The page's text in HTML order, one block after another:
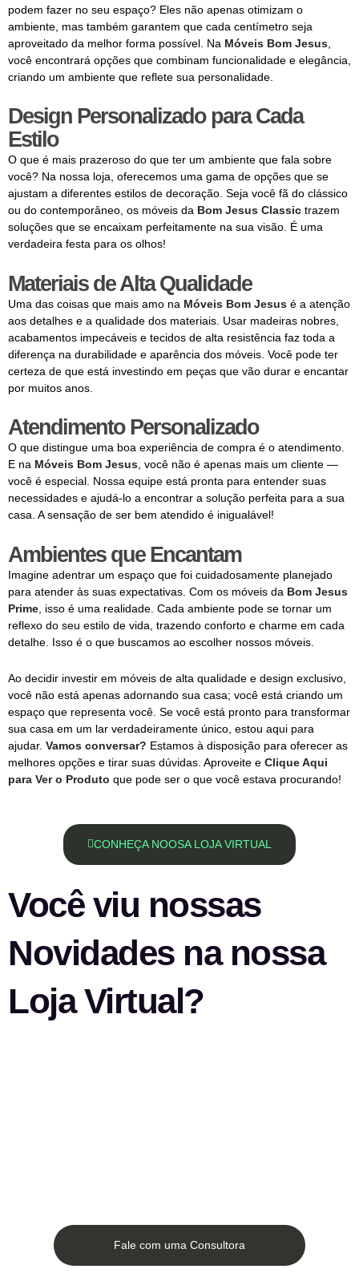
podem fazer no seu espaço? Eles não apenas otimizam o
ambiente, mas também garantem que cada centímetro seja
aproveitado da melhor forma possível. Na Móveis Bom Jesus
você encontrará opções que combinam funcionalidade e elegância,
criando um ambiente que reflete sua personalidade.
Design Personalizado para Cada
Estilo
O que é mais prazeroso do que ter um ambiente que fala sobre
você? Na nossa loja, oferecemos uma gama de opções que se
ajustam a diferentes estilos de decoração. Seja você fã do clássico
ou do contemporâneo, os móveis da Bom Jesus Classic trazem
soluções que se encaixam perfeitamente na sua visão. É uma
verdadeira festa para os olhos!
Materiais de Alta Qualidade
Uma das coisas que mais amo na Móveis Bom Jesus é a atenção
aos detalhes e a qualidade dos materiais. Usar madeiras nobres,
acabamentos impecáveis e tecidos de alta resistência faz toda a
diferença na durabilidade e aparência dos móveis. Você pode ter
certeza de que está investindo em peças que vão durar e encantar
por muitos anos.
Atendimento Personalizado
O que distingue uma boa experiência de compra é o atendimento.
E na Móveis Bom Jesus , você não é apenas mais um cliente —
você é especial. Nossa equipe está pronta para entender suas
necessidades e ajudá-lo a encontrar a solução perfeita para a sua
casa. A sensação de ser bem atendido é inigualável!
Ambientes que Encantam
Imagine adentrar um espaço que foi cuidadosamente planejado
para atender às suas expectativas. Com os móveis da Bom Jesus
Prime , isso é uma realidade. Cada ambiente pode se tornar um
reflexo do seu estilo de vida, trazendo conforto e charme em cada
detalhe. Isso é o que buscamos ao escolher nossos móveis.
Ao decidir investir em móveis de alta qualidade e design exclusivo,
você não está apenas adornando sua casa; você está criando um
espaço que representa você. Se você está pronto para transformar
sua casa em um lar verdadeiramente único, estou aqui para
ajudar. Vamos conversar? Estamos à disposição para oferecer as
melhores opções e tirar suas dúvidas. Aproveite e Clique Aqui
para Ver o Produto que pode ser o que você estava procurando!
CONHEÇA NOOSA LOJA VIRTUAL
Você viu nossas
Novidades na nossa
Loja Virtual?
Fale com uma Consultora